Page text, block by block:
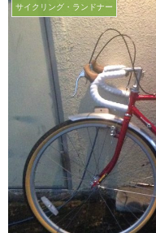
サイクリング・ランドナー